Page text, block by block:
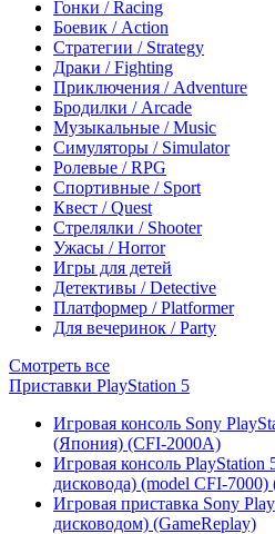
Гонки / Racing
Боевик / Action
Стратегии / Strategy
Драки / Fighting
Приключения / Adventure
Бродилки / Arcade
Музыкальные / Music
Симуляторы / Simulator
Ролевые / RPG
Спортивные / Sport
Квест / Quest
Стрелялки / Shooter
Ужасы / Horror
Игры для детей
Детективы / Detective
Платформер / Platformer
Для вечеринок / Party
Смотреть все
Приставки PlayStation 5
Игровая консоль Sony
(Япония) (CFI-2000A)
Игровая консоль PlayStation
дисковода) (model CFI-
Игровая приставка Sony
дисководом) (GameReplay)